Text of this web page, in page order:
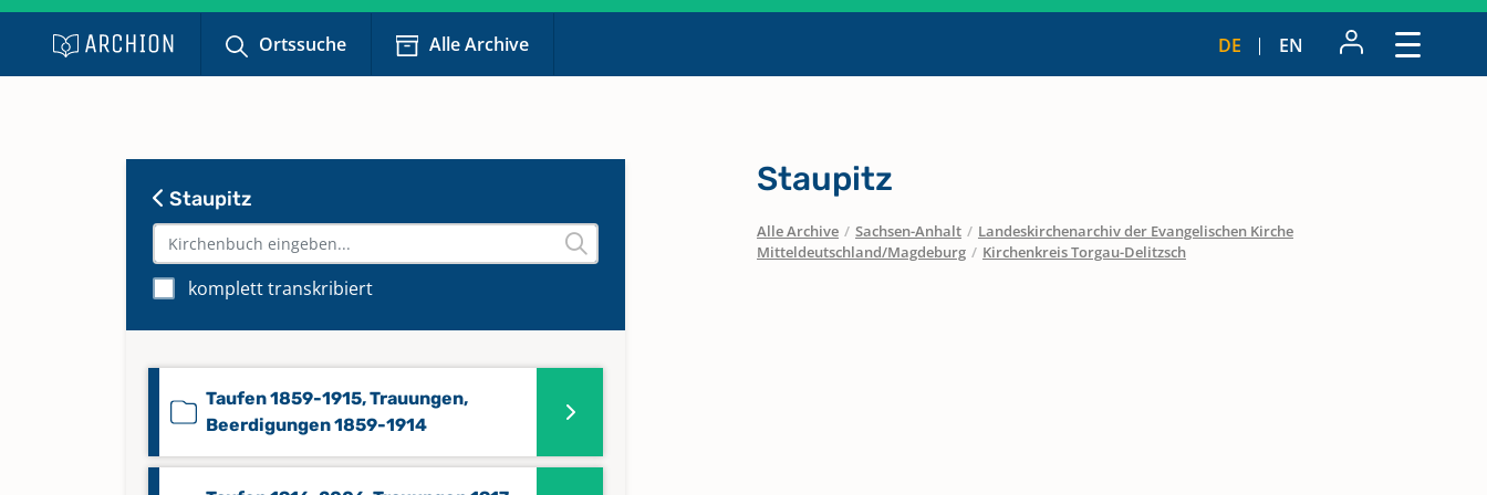
Ortssuche Alle Archive DE EN
Staupitz
komplett transkribiert
Taufen 1859-1915, Trauungen,
Beerdigungen 1859-1914
Staupitz
Alle Archive / Sachsen-Anhalt / Landeskirchenarchiv der Evangelischen Kirche
Mitteldeutschland/Magdeburg / Kirchenkreis Torgau-Delitzsch